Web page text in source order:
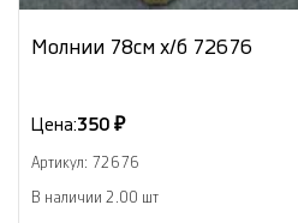
Молнии 78см х/б 72676
Цена:350 ₽
Артикул: 72676
В наличии 2.00 шт